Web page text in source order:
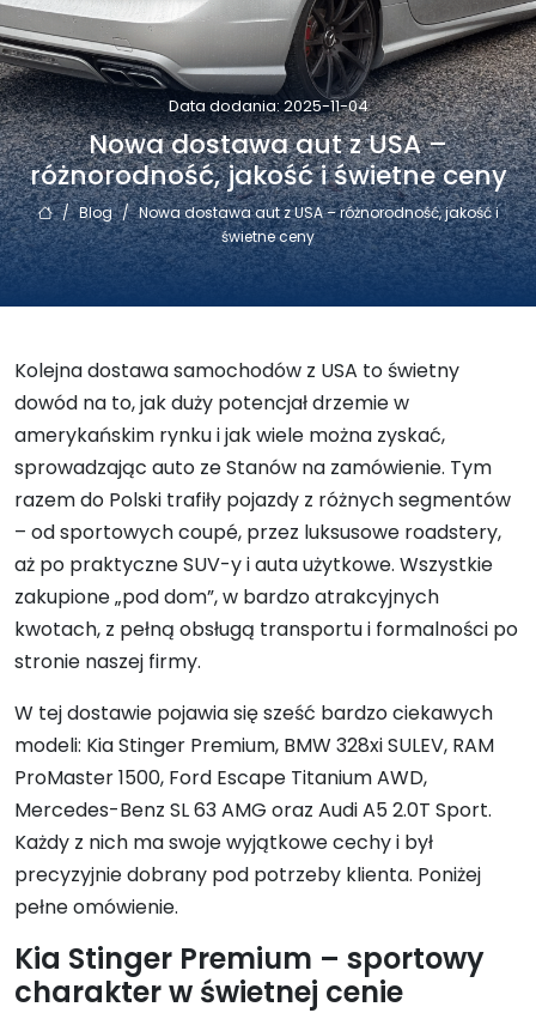
Data dodania: 2025-11-04
Nowa dostawa aut z USA –
różnorodność, jakość i świetne ceny
/ Blog / Nowa dostawa aut z USA – różnorodność, jakość i
świetne ceny
Kolejna dostawa samochodów z USA to świetny
dowód na to, jak duży potencjał drzemie w
amerykańskim rynku i jak wiele można zyskać,
sprowadzając auto ze Stanów na zamówienie. Tym
razem do Polski trafiły pojazdy z różnych segmentów
– od sportowych coupé, przez luksusowe roadstery,
aż po praktyczne SUV-y i auta użytkowe. Wszystkie
zakupione „pod dom”, w bardzo atrakcyjnych
kwotach, z pełną obsługą transportu i formalności po
stronie naszej firmy.
W tej dostawie pojawia się sześć bardzo ciekawych
modeli: Kia Stinger Premium, BMW 328xi SULEV, RAM
ProMaster 1500, Ford Escape Titanium AWD,
Mercedes-Benz SL 63 AMG oraz Audi A5 2.0T Sport.
Każdy z nich ma swoje wyjątkowe cechy i był
precyzyjnie dobrany pod potrzeby klienta. Poniżej
pełne omówienie.
Kia Stinger Premium – sportowy
charakter w świetnej cenie